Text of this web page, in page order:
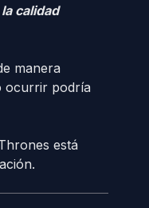
calidad
manera
ocurrir podría
está